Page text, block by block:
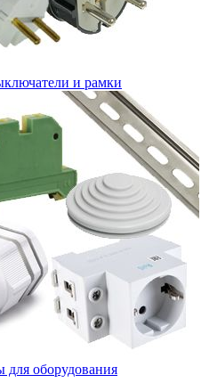
и рамки
для оборудования